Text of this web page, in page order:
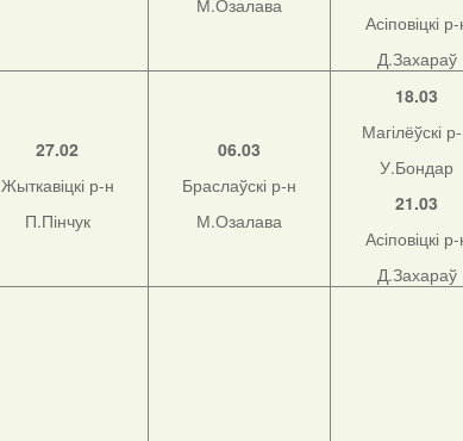
М.Озалава
Асіповіцкі
Д.Захараў
27.02
Жыткавіцкі р-н
П.Пінчук
06.03
Браслаўскі р-н
М.Озалава
18.03
Магілёўскі
У.Бондар
21.03
Асіповіцкі
Д.Захараў